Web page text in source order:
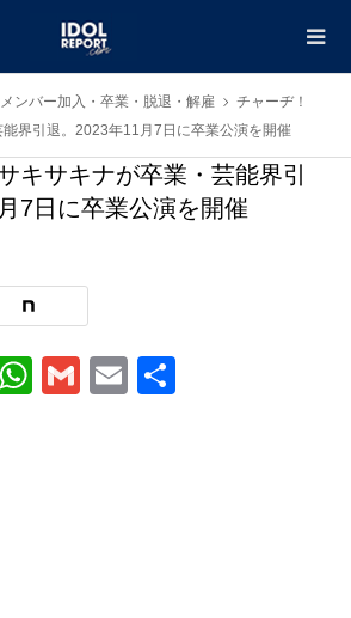
メンバー加入・卒業・脱退・解雇
チャーヂ！
界引退。2023年11月7日に卒業公演を開催
キサキナが卒業・芸能界引
7日に卒業公演を開催
WeChat
WhatsApp
GmailEmail